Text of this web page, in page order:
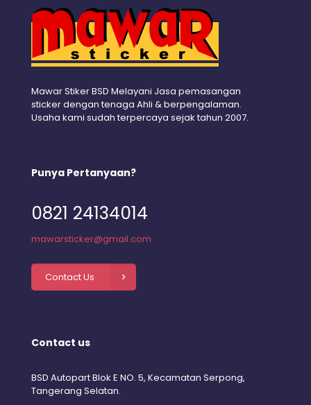
Mawar Stiker BSD Melayani Jasa pemasangan
sticker dengan tenaga Ahli & berpengalaman.
Usaha kami sudah terpercaya sejak tahun 2007.
Punya Pertanyaan?
0821 24134014
mawarsticker@gmail.com
Contact Us
Contact us
BSD Autopart Blok E NO. 5, Kecamatan Serpong,
Tangerang Selatan.